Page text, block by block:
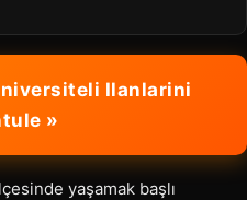
Ilanlarini
»
yaşamak başlı